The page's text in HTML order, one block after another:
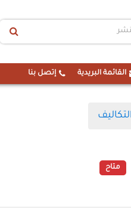
القائمة البريدية إتصل بنا
متاح